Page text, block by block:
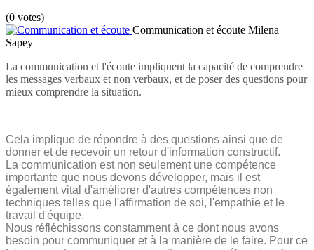
(0 votes)
Communication et écoute Milena
Sapey
La communication et l'écoute impliquent la capacité de comprendre
les messages verbaux et non verbaux, et de poser des questions pour
mieux comprendre la situation.
Cela implique de répondre à des questions ainsi que de
donner et de recevoir un retour d'information constructif.
La communication est non seulement une compétence
importante que nous devons développer, mais il est
également vital d'améliorer d'autres compétences non
techniques telles que l'affirmation de soi, l'empathie et le
travail d'équipe.
Nous réfléchissons constamment à ce dont nous avons
besoin pour communiquer et à la manière de le faire. Pour ce